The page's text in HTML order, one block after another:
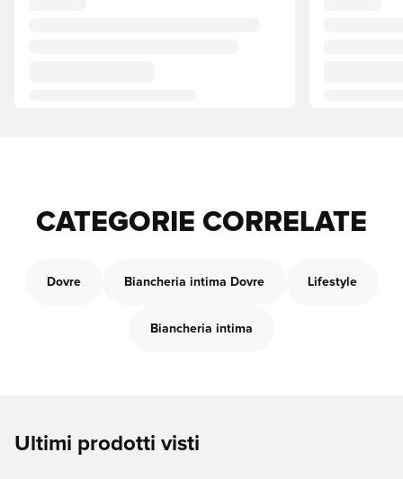
CATEGORIE CORRELATE
Dovre Biancheria intima Dovre Lifestyle
Biancheria intima
Ultimi prodotti visti